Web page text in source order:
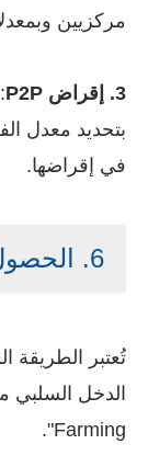
مركزيين
3. إقراض P2P
بتحديد معدل
في إقراضها.
6. الحصول على العائد Yield Farming
تُعتبر
Farming".